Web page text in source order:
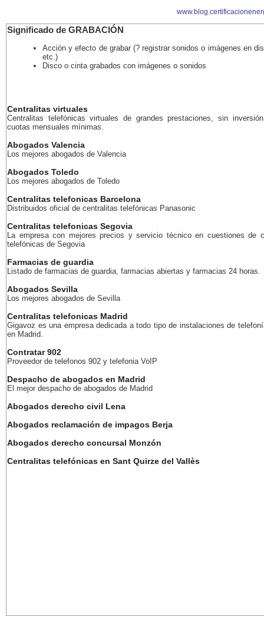
Significado de GRABACIÓN
Acción y efecto de grabar (? registrar sonidos o imágenes en
etc.)
Disco o cinta grabados con imágenes o sonidos
Centralitas virtuales
Centralitas telefónicas virtuales de grandes prestaciones, sin
cuotas mensuales mínimas.
Abogados Valencia
Los mejores abogados de Valencia
Abogados Toledo
Los mejores abogados de Toledo
Centralitas telefonicas Barcelona
Distribuidos oficial de centralitas telefónicas Panasonic
Centralitas telefonicas Segovia
La empresa con mejores precios y servicio técnico en cuestiones de
telefónicas de Segovia
Farmacias de guardia
Listado de farmacias de guardia, farmacias abiertas y farmacias 24 horas.
Abogados Sevilla
Los mejores abogados de Sevilla
Centralitas telefonicas Madrid
Gigavoz es una empresa dedicada a todo tipo de instalaciones de
en Madrid.
Contratar 902
Proveedor de telefonos 902 y telefonia VoIP
Despacho de abogados en Madrid
El mejor despacho de abogados de Madrid
Abogados derecho civil Lena
Abogados reclamación de impagos Berja
Abogados derecho concursal Monzón
Centralitas telefónicas en Sant Quirze del Vallès